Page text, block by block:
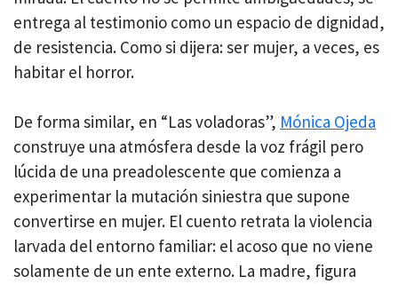
entrega al testimonio como un espacio de dignidad,
de resistencia. Como si dijera: ser mujer, a veces, es
habitar el horror.
De forma similar, en “Las voladoras”, Mónica Ojeda
construye una atmósfera desde la voz frágil pero
lúcida de una preadolescente que comienza a
experimentar la mutación siniestra que supone
convertirse en mujer. El cuento retrata la violencia
larvada del entorno familiar: el acoso que no viene
solamente de un ente externo. La madre, figura